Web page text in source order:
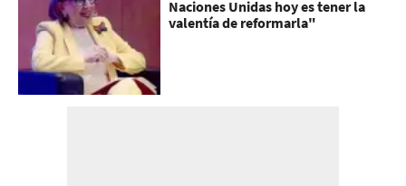
Naciones Unidas hoy es tener la
valentía de reformarla"